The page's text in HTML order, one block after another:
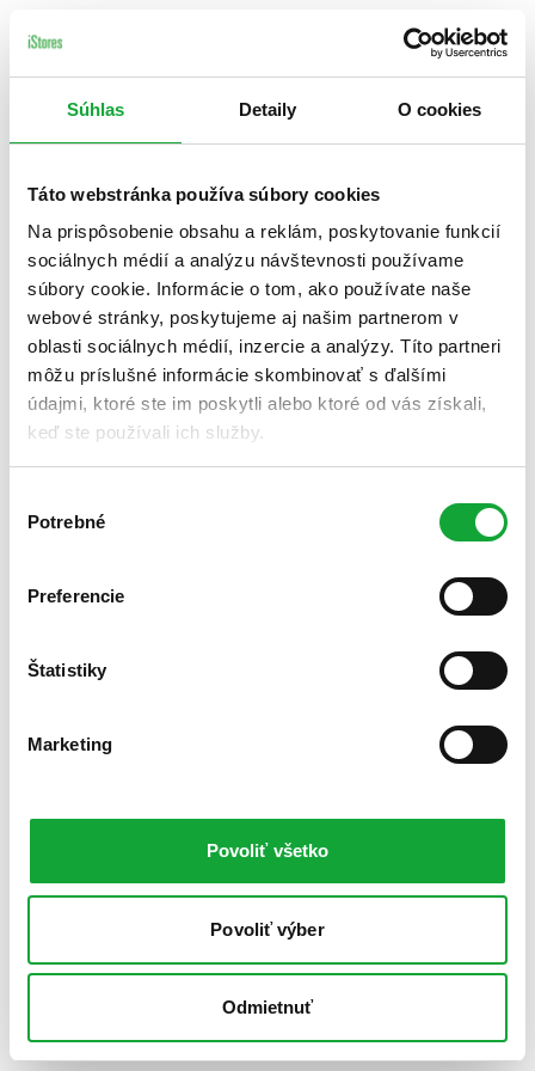
Súhlas Detaily O cookies
Táto webstránka používa súbory cookies
Na prispôsobenie obsahu a reklám, poskytovanie funkcií
sociálnych médií a analýzu návštevnosti používame
súbory cookie. Informácie o tom, ako používate naše
webové stránky, poskytujeme aj našim partnerom v
oblasti sociálnych médií, inzercie a analýzy. Títo partneri
môžu príslušné informácie skombinovať s ďalšími
údajmi, ktoré ste im poskytli alebo ktoré od vás získali,
keď ste používali ich služby.
súhlasu
Potrebné
Preferencie
Štatistiky
Marketing
Povoliť všetko
Povoliť výber
Odmietnuť